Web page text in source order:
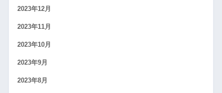
2023年12月
2023年11月
2023年10月
2023年9月
2023年8月